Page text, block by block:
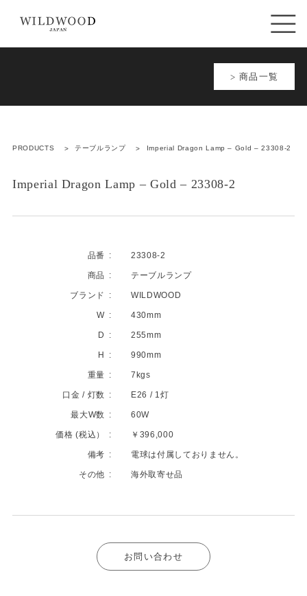
商品一覧
PRODUCTS テーブルランプ Imperial Dragon Lamp – Gold – 23308-2
Imperial Dragon Lamp – Gold – 23308-2
品番 23308-2
商品 テーブルランプ
ブランド WILDWOOD
W 430mm
D 255mm
H 990mm
重量 7kgs
口金 / 灯数 E26 / 1灯
最大W数 60W
価格 (税込） ￥396,000
備考 電球は付属しておりません。
その他 海外取寄せ品
お問い合わせ